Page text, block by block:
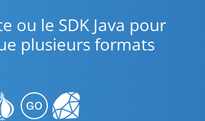
ou le SDK Java pour
plusieurs formats